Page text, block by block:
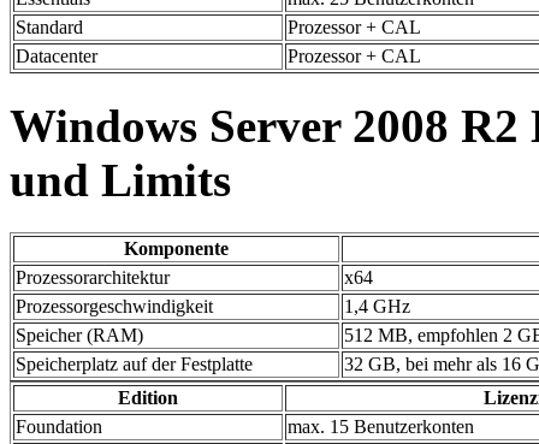
Standard
Prozessor + CAL
Datacenter
Prozessor + CAL
Windows Server 2008
und Limits
Komponente
Prozessorarchitektur
x64
Prozessorgeschwindigkeit
1,4 GHz
Speicher (RAM)
512 MB, empfohlen 2
Speicherplatz auf der Festplatte
32 GB, bei mehr als 16
Edition
Foundation
max. 15 Benutzerkonten